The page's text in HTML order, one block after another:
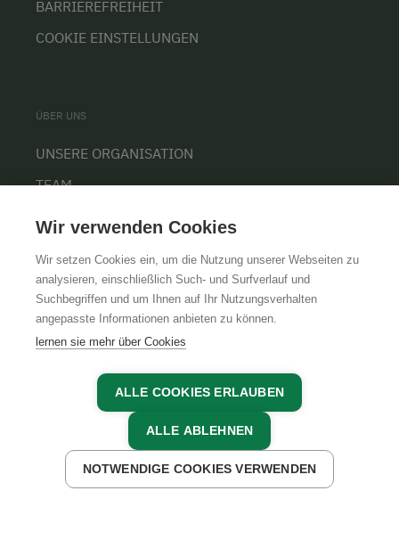
JETZT ANFRAGEN
BARRIEREFREIHEIT
COOKIE EINSTELLUNGEN
ÜBER UNS
UNSERE ORGANISATION
TEAM
KARRIERE
AGBIMPRESSUMDATENSCHUTZ
Wir verwenden Cookies
Wir setzen Cookies ein, um die Nutzung unserer Webseiten zu
analysieren, einschließlich Such- und Surfverlauf und
Suchbegriffen und um Ihnen auf Ihr Nutzungsverhalten
angepasste Informationen anbieten zu können.
lernen sie mehr über Cookies
ALLE COOKIES ERLAUBEN
ALLE ABLEHNEN
NOTWENDIGE COOKIES VERWENDEN